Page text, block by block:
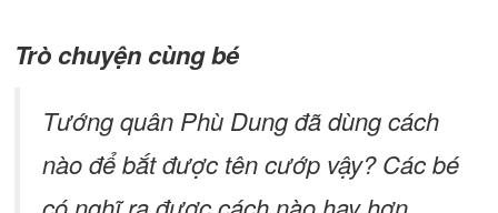
Trò chuyện cùng bé
Tướng quân Phù Dung đã dùng cách
nào để bắt được tên cướp vậy? Các bé